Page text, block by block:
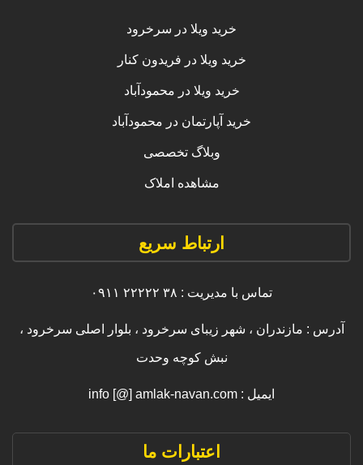
خرید ویلا در سرخرود
خرید ویلا در فریدون کنار
خرید ویلا در محمودآباد
خرید آپارتمان در محمودآباد
وبلاگ تخصصی
مشاهده املاک
ارتباط سریع
تماس با مدیریت : ۳۸ ۲۲۲۲۲ ۰۹۱۱
آدرس : مازندران ، شهر زیبای سرخرود ، بلوار اصلی سرخرود ،
نبش کوچه وحدت
ایمیل : info [@] amlak-navan.com
اعتبارات ما